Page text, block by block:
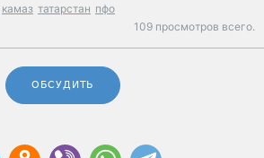
камаз татарстан пфо
109 просмотров всего.
ОБСУДИТЬ